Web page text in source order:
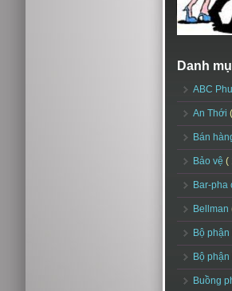
Danh
ABC
An Thới
Bán
Bảo vệ (
Bar-pha
Bellman
Bộ phận
Bộ phận
Buồng